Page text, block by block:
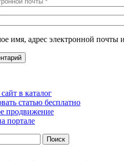
имя, адрес электронной почты
в каталог
статью бесплатно
продвижение
портале